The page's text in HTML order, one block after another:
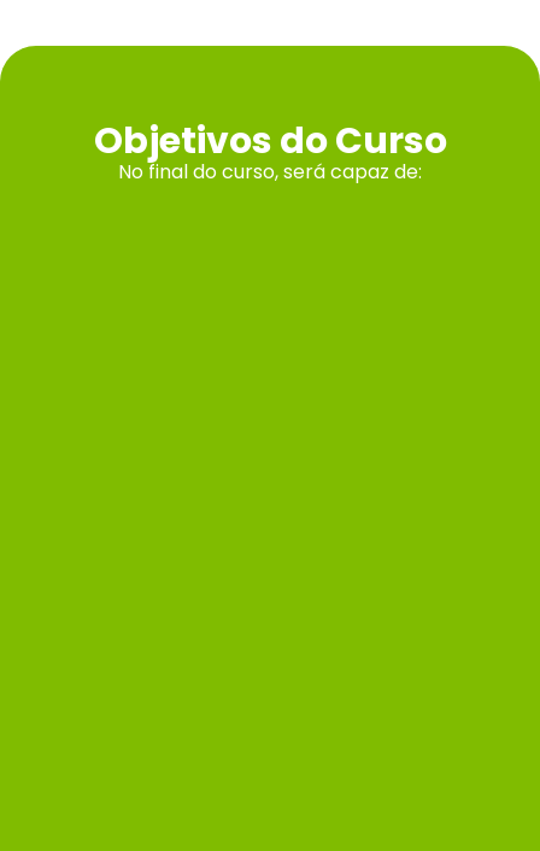
Objetivos do Curso
No final do curso, será capaz de: